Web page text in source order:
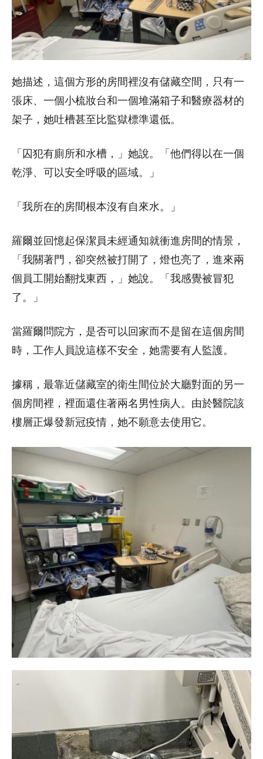
她描述，這個方形的房間裡沒有儲藏空間，只有一
張床、一個小梳妝台和一個堆滿箱子和醫療器材的
架子，她吐槽甚至比監獄標準還低。
「囚犯有廁所和水槽，」她說。「他們得以在一個
乾淨、可以安全呼吸的區域。」
「我所在的房間根本沒有自來水。」
羅爾並回憶起保潔員未經通知就衝進房間的情景，
「我關著門，卻突然被打開了，燈也亮了，進來兩
個員工開始翻找東西，」她說。「我感覺被冒犯
了。」
當羅爾問院方，是否可以回家而不是留在這個房間
時，工作人員說這樣不安全，她需要有人監護。
據稱，最靠近儲藏室的衛生間位於大廳對面的另一
個房間裡，裡面還住著兩名男性病人。由於醫院該
樓層正爆發新冠疫情，她不願意去使用它。